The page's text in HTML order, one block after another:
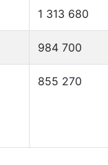
1 313 680
984 700
855 270